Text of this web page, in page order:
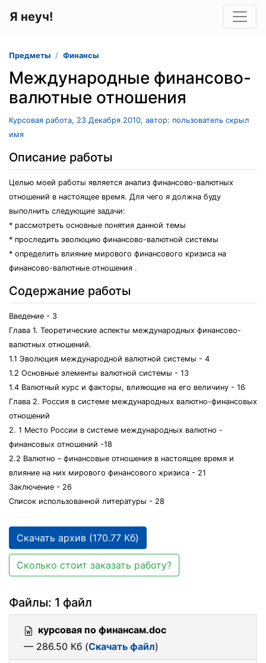
Я неуч!
Предметы Финансы
Международные финансово-
валютные отношения
Курсовая работа, 23 Декабря 2010, автор: пользователь скрыл
имя
Описание работы
Целью моей работы является анализ финансово-валютных
отношений в настоящее время. Для чего я должна буду
выполнить следующие задачи:
* рассмотреть основные понятия данной темы
* проследить эволюцию финансово-валютной системы
* определить влияние мирового финансового кризиса на
финансово-валютные отношения .
Содержание работы
Введение - 3
Глава 1. Теоретические аспекты международных финансово-
валютных отношений.
1.1 Эволюция международной валютной системы - 4
1.2 Основные элементы валютной системы - 13
1.4 Валютный курс и факторы, влияющие на его величину - 16
Глава 2. Россия в системе международных валютно-финансовых
отношений
2. 1 Место России в системе международных валютно -
финансовых отношений -18
2.2 Валютно – финансовые отношения в настоящее время и
влияние на них мирового финансового кризиса - 21
Заключение - 26
Список использованной литературы - 28
Скачать архив (170.77 Кб)
Сколько стоит заказать работу?
Файлы: 1 файл
курсовая по финансам.doc
— 286.50 Кб (Скачать файл)